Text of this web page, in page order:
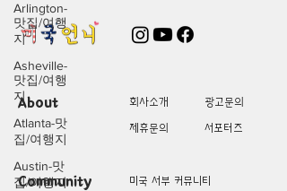
Arlington-
맛집/여행
지
Asheville-
맛집/여행
지
Atlanta-맛
집/여행지
Austin-맛
집/여행지
About 회사소개
광고문의
제휴문의
서포터즈
Community
미국 서부 커뮤니티